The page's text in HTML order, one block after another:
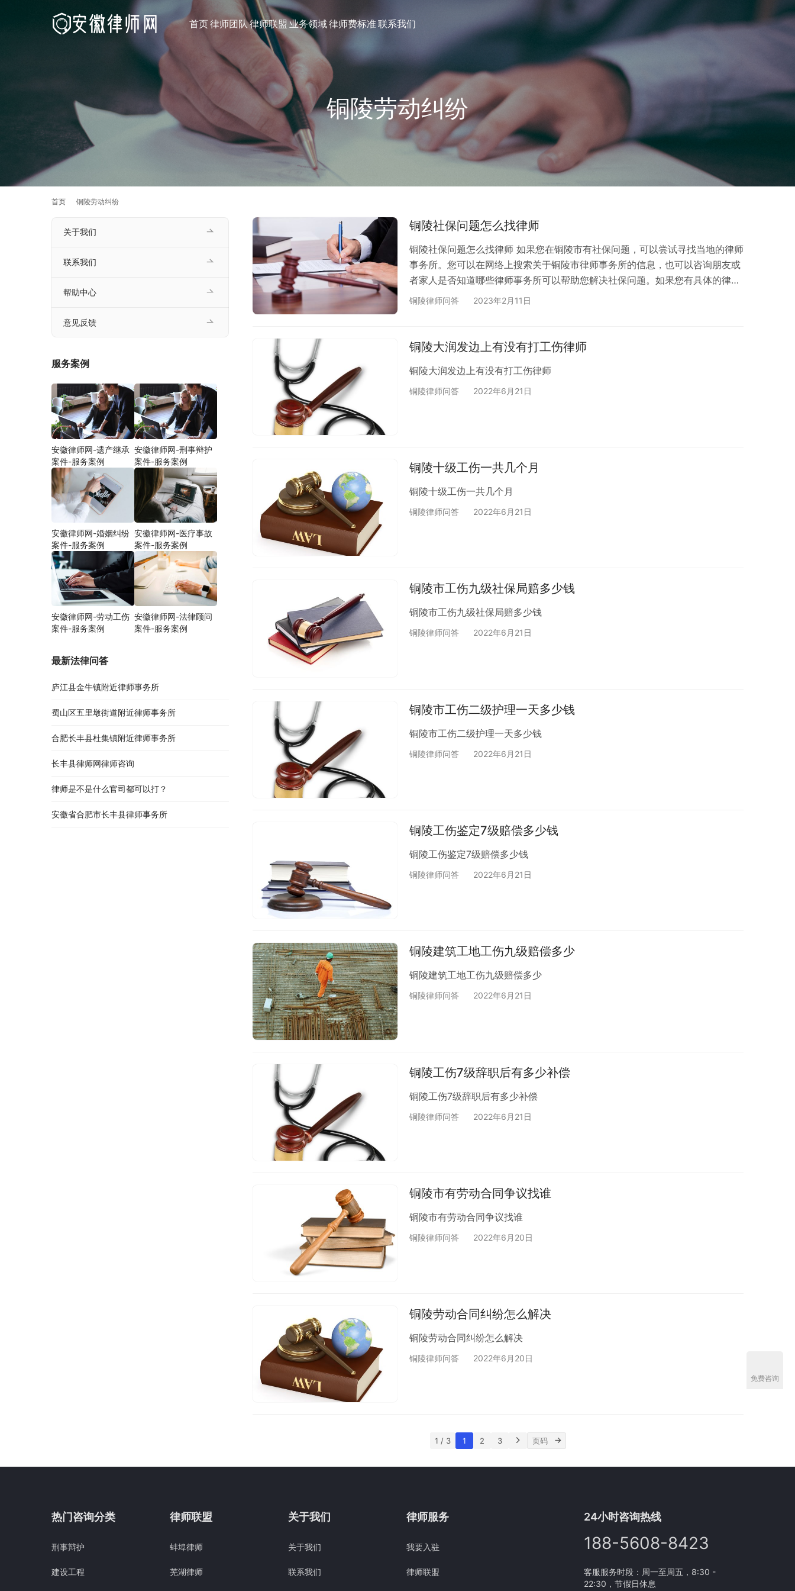
首页律师团队律师联盟业务领域律师费标准联系我们
铜陵劳动纠纷
首页 铜陵劳动纠纷
铜陵社保问题怎么找律师
铜陵社保问题怎么找律师 如果您在铜陵市有社保问题，可以尝试寻找当地的律师
事务所。您可以在网络上搜索关于铜陵市律师事务所的信息，也可以咨询朋友或
者家人是否知道哪些律师事务所可以帮助您解决社保问题。如果您有具体的律师
事务所推荐，您可以前往该事务所咨询，询问是否有律师可以为您的社保问题提
铜陵律师问答 2023年2月11日
铜陵大润发边上有没有打工伤律师
铜陵大润发边上有没有打工伤律师
铜陵律师问答 2022年6月21日
铜陵十级工伤一共几个月
铜陵十级工伤一共几个月
铜陵律师问答 2022年6月21日
铜陵市工伤九级社保局赔多少钱
铜陵市工伤九级社保局赔多少钱
铜陵律师问答 2022年6月21日
铜陵市工伤二级护理一天多少钱
铜陵市工伤二级护理一天多少钱
铜陵律师问答 2022年6月21日
铜陵工伤鉴定7级赔偿多少钱
铜陵工伤鉴定7级赔偿多少钱
铜陵律师问答 2022年6月21日
铜陵建筑工地工伤九级赔偿多少
铜陵建筑工地工伤九级赔偿多少
铜陵律师问答 2022年6月21日
铜陵工伤7级辞职后有多少补偿
铜陵工伤7级辞职后有多少补偿
铜陵律师问答 2022年6月21日
铜陵市有劳动合同争议找谁
铜陵市有劳动合同争议找谁
铜陵律师问答 2022年6月20日
铜陵劳动合同纠纷怎么解决
铜陵劳动合同纠纷怎么解决
铜陵律师问答 2022年6月20日
1 / 3 1 2 3
关于我们
联系我们
帮助中心
意见反馈
服务案例
安徽律师网-遗产继承
案件-服务案例
安徽律师网-刑事辩护
案件-服务案例
安徽律师网-婚姻纠纷
案件-服务案例
安徽律师网-医疗事故
案件-服务案例
安徽律师网-劳动工伤
案件-服务案例
安徽律师网-法律顾问
案件-服务案例
最新法律问答
庐江县金牛镇附近律师事务所
蜀山区五里墩街道附近律师事务所
合肥长丰县杜集镇附近律师事务所
长丰县律师网律师咨询
律师是不是什么官司都可以打？
安徽省合肥市长丰县律师事务所
热门咨询分类
刑事辩护
建设工程
律师联盟
蚌埠律师
芜湖律师
关于我们
关于我们
联系我们
律师服务
我要入驻
律师联盟
24小时咨询热线
188-5608-8423
客服服务时段：周一至周五，8:30 -
22:30，节假日休息
免费咨询